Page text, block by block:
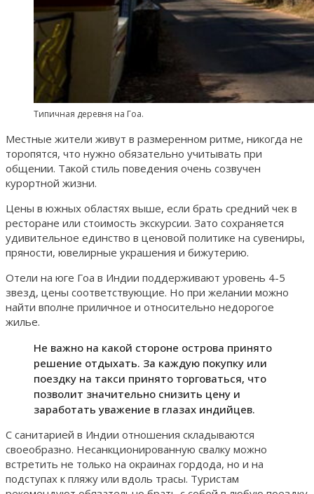
Типичная деревня на Гоа.
Местные жители живут в размеренном ритме, никогда не
торопятся, что нужно обязательно учитывать при
общении. Такой стиль поведения очень созвучен
курортной жизни.
Цены в южных областях выше, если брать средний чек в
ресторане или стоимость экскурсии. Зато сохраняется
удивительное единство в ценовой политике на сувениры,
пряности, ювелирные украшения и бижутерию.
Отели на юге Гоа в Индии поддерживают уровень 4-5
звезд, цены соответствующие. Но при желании можно
найти вполне приличное и относительно недорогое
жилье.
Не важно на какой стороне острова принято
решение отдыхать. За каждую покупку или
поездку на такси принято торговаться, что
позволит значительно снизить цену и
заработать уважение в глазах индийцев.
С санитарией в Индии отношения складываются
своеобразно. Несанкционированную свалку можно
встретить не только на окраинах гордода, но и на
подступах к пляжу или вдоль трасы. Туристам